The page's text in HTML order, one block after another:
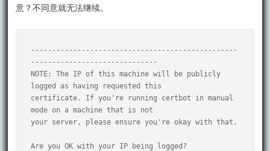
意？不同意就无法继续。
-------------------------------------------------
------------------------------
NOTE: The IP of this machine will be publicly
logged as having requested this
certificate. If you're running certbot in manual
mode on a machine that is not
your server, please ensure you're okay with that.
Are you OK with your IP being logged?